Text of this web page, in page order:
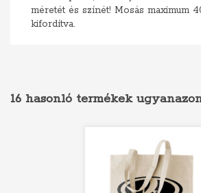
méretét és színét! Mosás maximum
kifordítva.
16 hasonló termékek